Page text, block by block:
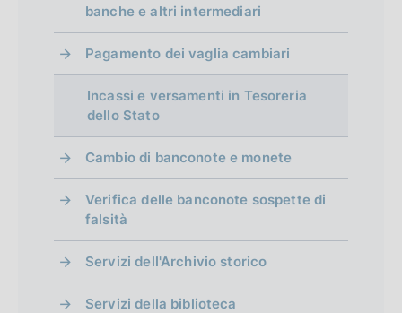
banche e altri intermediari
Pagamento dei vaglia cambiari
Incassi e versamenti in Tesoreria
dello Stato
Cambio di banconote e monete
Verifica delle banconote sospette di
falsità
Servizi dell'Archivio storico
Servizi della biblioteca